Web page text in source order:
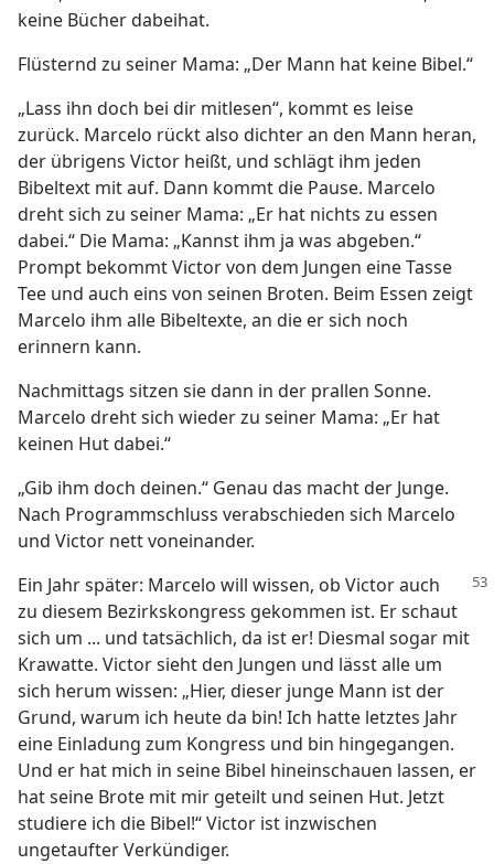
keine Bücher dabeihat.
Flüsternd zu seiner Mama: „Der Mann hat keine Bibel.“
„Lass ihn doch bei dir mitlesen“, kommt es leise
zurück. Marcelo rückt also dichter an den Mann heran,
der übrigens Victor heißt, und schlägt ihm jeden
Bibeltext mit auf. Dann kommt die Pause. Marcelo
dreht sich zu seiner Mama: „Er hat nichts zu essen
dabei.“ Die Mama: „Kannst ihm ja was abgeben.“
Prompt bekommt Victor von dem Jungen eine Tasse
Tee und auch eins von seinen Broten. Beim Essen zeigt
Marcelo ihm alle Bibeltexte, an die er sich noch
erinnern kann.
Nachmittags sitzen sie dann in der prallen Sonne.
Marcelo dreht sich wieder zu seiner Mama: „Er hat
keinen Hut dabei.“
„Gib ihm doch deinen.“ Genau das macht der Junge.
Nach Programmschluss verabschieden sich Marcelo
und Victor nett voneinander.
Ein Jahr später: Marcelo will wissen, ob Victor auch
zu diesem Bezirkskongress gekommen ist. Er schaut
sich um ... und tatsächlich, da ist er! Diesmal sogar mit
Krawatte. Victor sieht den Jungen und lässt alle um
sich herum wissen: „Hier, dieser junge Mann ist der
Grund, warum ich heute da bin! Ich hatte letztes Jahr
eine Einladung zum Kongress und bin hingegangen.
Und er hat mich in seine Bibel hineinschauen lassen, er
hat seine Brote mit mir geteilt und seinen Hut. Jetzt
studiere ich die Bibel!“ Victor ist inzwischen
ungetaufter Verkündiger.